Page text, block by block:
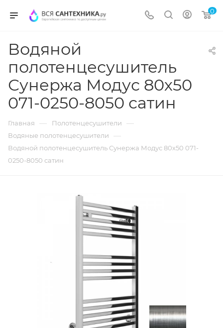
0
Водяной
полотенцесушитель
Сунержа Модус 80х50
071-0250-8050 сатин
Главная — Полотенцесушители —
Водяные полотенцесушители —
Водяной полотенцесушитель Сунержа Модус 80х50 071-
0250-8050 сатин